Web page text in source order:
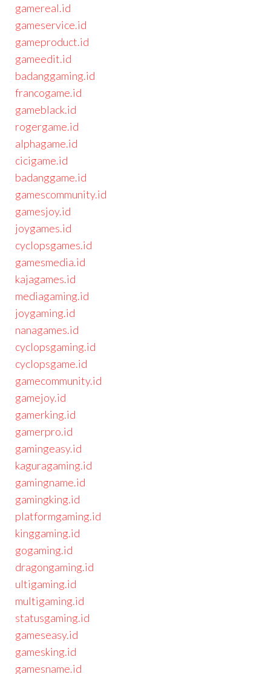
gamereal.id
gameservice.id
gameproduct.id
gameedit.id
badanggaming.id
francogame.id
gameblack.id
rogergame.id
alphagame.id
cicigame.id
badanggame.id
gamescommunity.id
gamesjoy.id
joygames.id
cyclopsgames.id
gamesmedia.id
kajagames.id
mediagaming.id
joygaming.id
nanagames.id
cyclopsgaming.id
cyclopsgame.id
gamecommunity.id
gamejoy.id
gamerking.id
gamerpro.id
gamingeasy.id
kaguragaming.id
gamingname.id
gamingking.id
platformgaming.id
kinggaming.id
gogaming.id
dragongaming.id
ultigaming.id
multigaming.id
statusgaming.id
gameseasy.id
gamesking.id
gamesname.id